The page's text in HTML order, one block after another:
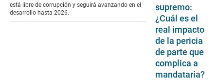
está libre de corrupción y seguirá avanzando en el
desarrollo hasta 2026.
supremo:
¿Cuál es el
real impacto
de la pericia
de parte que
complica a
mandataria?